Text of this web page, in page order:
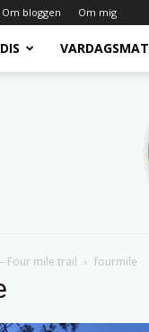
Om bloggen Om mig
VARDAGSMAT
Four mile trail fourmile